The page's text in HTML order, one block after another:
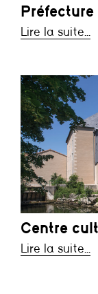
Lire la suite...
Centre
Lire la suite...